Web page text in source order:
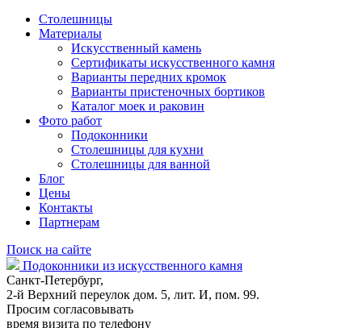
Столешницы
Материалы
Искусственный камень
Сертификаты искусственного камня
Варианты передних кромок
Варианты пристеночных бортиков
Каталог моек и раковин
Фото работ
Подоконники
Столешницы для кухни
Столешницы для ванной
Блог
Цены
Контакты
Партнерам
Поиск на сайте
Подоконники из искусственного камня
Санкт-Петербург,
2-й Верхний переулок дом. 5, лит. И, пом. 99.
Просим согласовывать
время визита по телефону